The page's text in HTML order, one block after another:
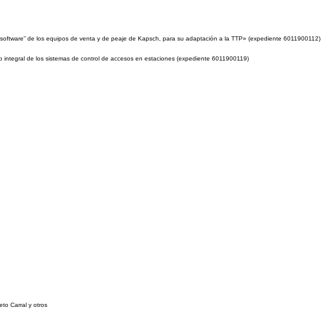
de los equipos de venta y de peaje de Kapsch, para su adaptación a la TTP» (expediente 6011900112)
de los sistemas de control de accesos en estaciones (expediente 6011900119)
Carral y otros